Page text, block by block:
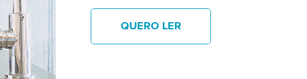
QUERO LER